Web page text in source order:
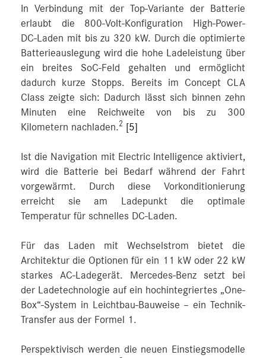
In Verbindung mit der Top-Variante der Batterie
erlaubt die 800-Volt-Konfiguration High-Power-
DC‑Laden mit bis zu 320 kW. Durch die optimierte
Batterieauslegung wird die hohe Ladeleistung über
ein breites SoC-Feld gehalten und ermöglicht
dadurch kurze Stopps. Bereits im Concept CLA
Class zeigte sich: Dadurch lässt sich binnen zehn
Minuten eine Reichweite von bis zu 300
Kilometern nachladen.2 [5]
Ist die Navigation mit Electric Intelligence aktiviert,
wird die Batterie bei Bedarf während der Fahrt
vorgewärmt. Durch diese Vorkonditionierung
erreicht sie am Ladepunkt die optimale
Temperatur für schnelles DC-Laden.
Für das Laden mit Wechselstrom bietet die
Architektur die Optionen für ein 11 kW oder 22 kW
starkes AC-Ladegerät. Mercedes-Benz setzt bei
der Ladetechnologie auf ein hochintegriertes „One-
Box“-System in Leichtbau-Bauweise – ein Technik-
Transfer aus der Formel 1.
Perspektivisch werden die neuen Einstiegsmodelle